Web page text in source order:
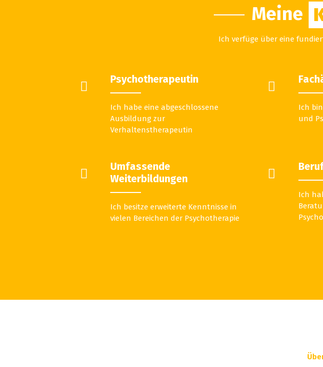
Meine
Ich verfüge über eine
Psychotherapeutin
Ich habe eine abgeschlossene
Ausbildung zur
Verhaltenstherapeutin
Ich
und
Umfassende
Weiterbildungen
Ich besitze erweiterte Kenntnisse in
vielen Bereichen der Psychotherapie
Ich